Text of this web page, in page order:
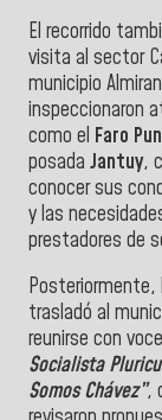
El recorrido
visita al sector
municipio
inspeccionaron
como el Faro
posada Jantuy,
conocer sus
y las
prestadores de
trasladó al
reunirse con
Socialista
Somos Chávez”,